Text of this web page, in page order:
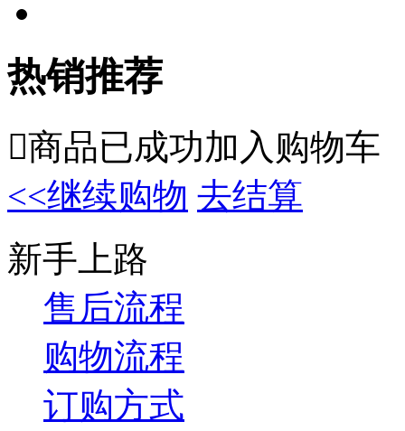
热销推荐
商品已成功加入购物车
<<继续购物 去结算
新手上路
售后流程
购物流程
订购方式